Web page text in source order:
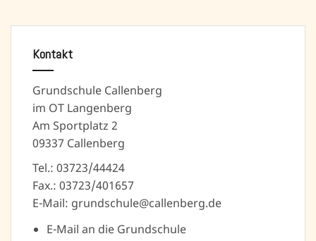
Kontakt
Grundschule Callenberg
im OT Langenberg
Am Sportplatz 2
09337 Callenberg
Tel.: 03723/44424
Fax.: 03723/401657
E-Mail: grundschule@callenberg.de
E-Mail an die Grundschule